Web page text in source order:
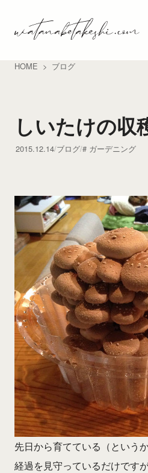
HOME ブログ
しいたけの収
2015.12.14 ブログ ガーデニング
先日から育てている（という
経過を見守っているだけです